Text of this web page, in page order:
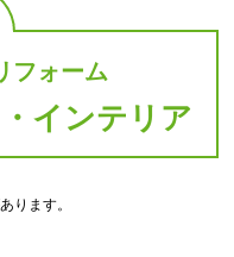
フォーム
インテリア
ります。